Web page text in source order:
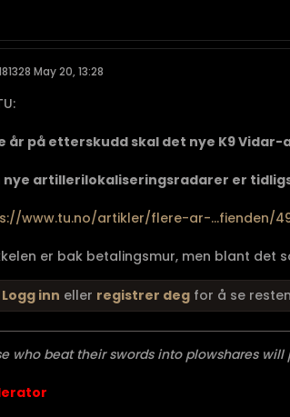
May 20, 13:28
år på etterskudd skal det nye K9
nye artillerilokaliseringsradarer er
www.tu.no/artikler/flere-ar-...fienden/
er bak betalingsmur, men blant det
Logg inn eller registrer deg for å se
who beat their swords into plowshares